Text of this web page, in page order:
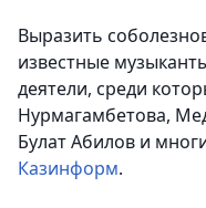
Выразить
известные
деятели, среди
Нурмагамбетова,
Булат Абилов и
Казинформ.